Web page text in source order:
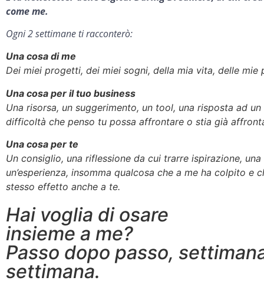
come me.
Ogni 2 settimane ti racconterò:
Una cosa di me
Dei miei progetti, dei miei sogni, della mia vita, delle mie
Una cosa per il tuo business
Una risorsa, un suggerimento, un tool, una risposta ad
difficoltà che penso tu possa affrontare o stia già
Una cosa per te
Un consiglio, una riflessione da cui trarre ispirazione,
un’esperienza, insomma qualcosa che a me ha colpito e
stesso effetto anche a te.
Hai voglia di osare
insieme a me?
Passo dopo passo,
settimana.